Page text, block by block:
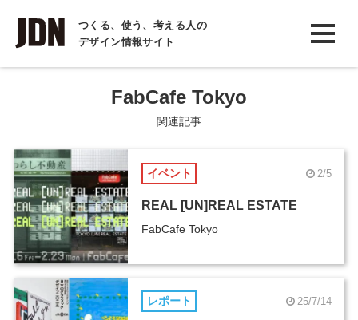
つくる、使う、考える人の
デザイン情報サイト
INTERVIEW
インタビュー
REPORT
COLUMN
コラム
FabCafe Tokyo
関連記事
イベント 2/5
REAL [UN]REAL ESTATE
FabCafe Tokyo
レポート 25/7/14